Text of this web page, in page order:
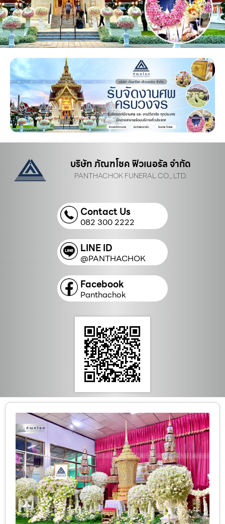
บริษัท ภัณฑโชค ฟิวเนอรัล จำกัด
PANTHACHOK FUNERAL CO., LTD.
Contact Us
082 300 2222
LINE ID
@PANTHACHOK
Facebook
Panthachok